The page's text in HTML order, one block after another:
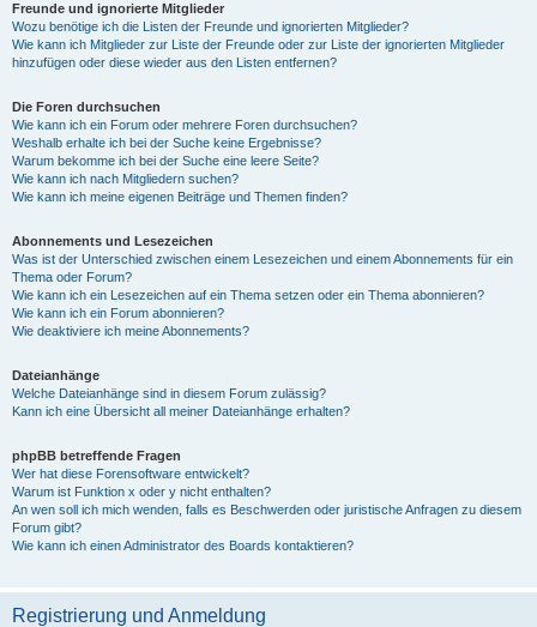
Freunde und ignorierte Mitglieder
Wozu benötige ich die Listen der Freunde und ignorierten Mitglieder?
Wie kann ich Mitglieder zur Liste der Freunde oder zur Liste der ignorierten Mitglieder
hinzufügen oder diese wieder aus den Listen entfernen?
Die Foren durchsuchen
Wie kann ich ein Forum oder mehrere Foren durchsuchen?
Weshalb erhalte ich bei der Suche keine Ergebnisse?
Warum bekomme ich bei der Suche eine leere Seite?
Wie kann ich nach Mitgliedern suchen?
Wie kann ich meine eigenen Beiträge und Themen finden?
Abonnements und Lesezeichen
Was ist der Unterschied zwischen einem Lesezeichen und einem Abonnements für ein
Thema oder Forum?
Wie kann ich ein Lesezeichen auf ein Thema setzen oder ein Thema abonnieren?
Wie kann ich ein Forum abonnieren?
Wie deaktiviere ich meine Abonnements?
Dateianhänge
Welche Dateianhänge sind in diesem Forum zulässig?
Kann ich eine Übersicht all meiner Dateianhänge erhalten?
phpBB betreffende Fragen
Wer hat diese Forensoftware entwickelt?
Warum ist Funktion x oder y nicht enthalten?
An wen soll ich mich wenden, falls es Beschwerden oder juristische Anfragen zu diesem
Forum gibt?
Wie kann ich einen Administrator des Boards kontaktieren?
Registrierung und Anmeldung